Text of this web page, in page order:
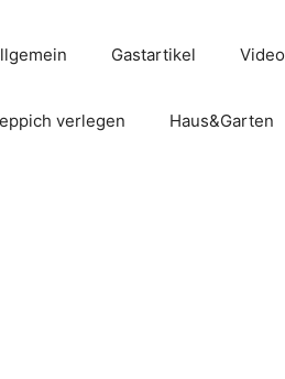
Gastartikel Video
verlegen Haus&Garten